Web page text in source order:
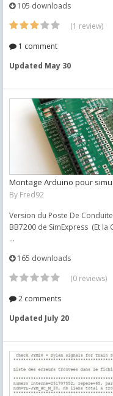
105 downloads
(1 review)
1 comment
Updated May 30
Montage Arduino pour
By Fred92
Version du Poste De
BB7200 de SimExpress (Et la
...
165 downloads
(0 reviews)
2 comments
Updated July 20